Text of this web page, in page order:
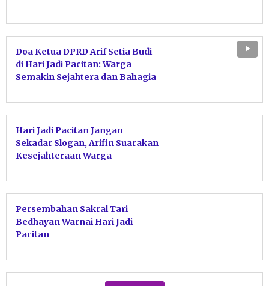
Doa Ketua DPRD Arif Setia Budi
di Hari Jadi Pacitan: Warga
Semakin Sejahtera dan Bahagia
Hari Jadi Pacitan Jangan
Sekadar Slogan, Arifin Suarakan
Kesejahteraan Warga
Persembahan Sakral Tari
Bedhayan Warnai Hari Jadi
Pacitan